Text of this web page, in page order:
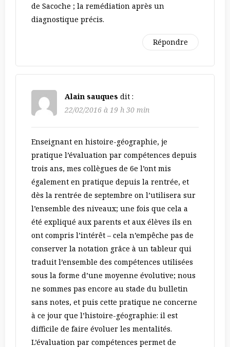
de Sacoche ; la remédiation après un
diagnostique précis.
Répondre
Alain sauques dit :
22/02/2016 à 19 h 30 min
Enseignant en histoire-géographie, je
pratique l’évaluation par compétences depuis
trois ans, mes collègues de 6e l’ont mis
également en pratique depuis la rentrée, et
dès la rentrée de septembre on l’utilisera sur
l’ensemble des niveaux; une fois que cela a
été expliqué aux parents et aux élèves ils en
ont compris l’intérêt – cela n’empêche pas de
conserver la notation grâce à un tableur qui
traduit l’ensemble des compétences utilisées
sous la forme d’une moyenne évolutive; nous
ne sommes pas encore au stade du bulletin
sans notes, et puis cette pratique ne concerne
à ce jour que l’histoire-géographie: il est
difficile de faire évoluer les mentalités.
L’évaluation par compétences permet de